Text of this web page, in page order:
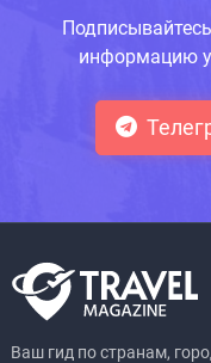
информацию
Ваш гид по странам,